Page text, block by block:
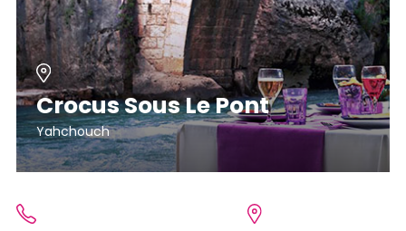
Crocus Sous Le Pont
Yahchouch